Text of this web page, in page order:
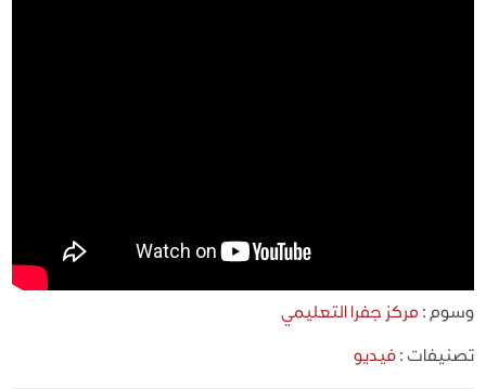
وسوم : مركز جفرا التعليمي
تصنيفات :فيديو